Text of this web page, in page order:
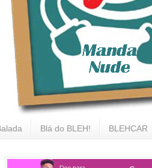
Blá do BLEH! BLEHCAR